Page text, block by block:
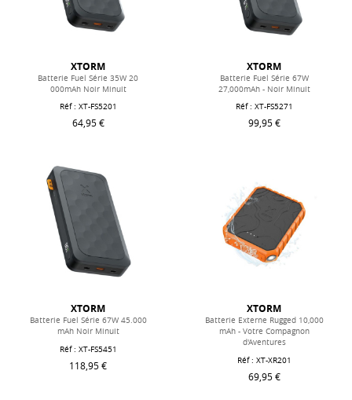
XTORM
Batterie Fuel Série 35W 20
000mAh Noir Minuit
Réf : XT-FS5201
64,95 €
XTORM
Batterie Fuel Série 67W
27,000mAh - Noir Minuit
Réf : XT-FS5271
99,95 €
XTORM
Batterie Fuel Série 67W 45.000
mAh Noir Minuit
Réf : XT-FS5451
118,95 €
XTORM
Batterie Externe Rugged 10,000
mAh - Votre Compagnon
d'Aventures
Réf : XT-XR201
69,95 €